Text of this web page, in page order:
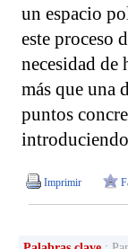
un espacio
este proceso
necesidad de
más que una
puntos
Imprimir